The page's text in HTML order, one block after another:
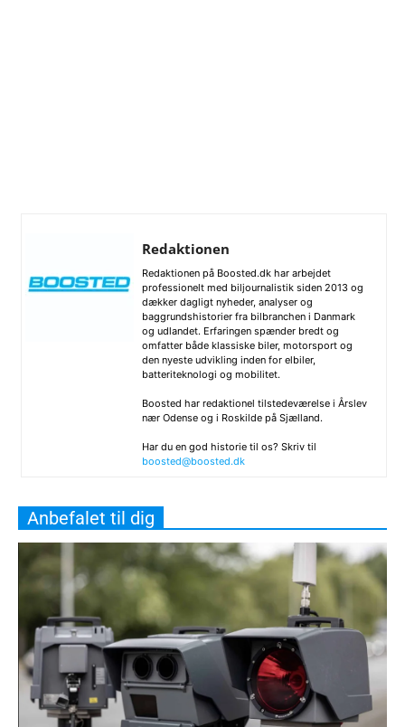
Redaktionen
Redaktionen på Boosted.dk har arbejdet
professionelt med biljournalistik siden 2013 og
dækker dagligt nyheder, analyser og
baggrundshistorier fra bilbranchen i Danmark
og udlandet. Erfaringen spænder bredt og
omfatter både klassiske biler, motorsport og
den nyeste udvikling inden for elbiler,
batteriteknologi og mobilitet.
Boosted har redaktionel tilstedeværelse i Årslev
nær Odense og i Roskilde på Sjælland.
Har du en god historie til os? Skriv til
boosted@boosted.dk